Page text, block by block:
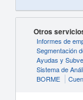
Otros
Informes de
Segmentación
Ayudas y
Sistema de
BORME